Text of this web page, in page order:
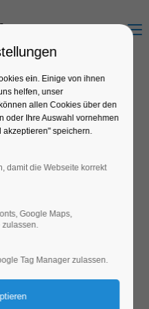
Menu
der Havel
ein. Einige von ihnen
helfen, unser
allen Cookies über den
oder Ihre Auswahl vornehmen
akzeptieren" speichern.
damit die Webseite korrekt
Google Maps,
zulassen.
Tag Manager zulassen.